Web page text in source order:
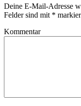
Deine E-Mail-Adresse
Felder sind mit *
Kommentar